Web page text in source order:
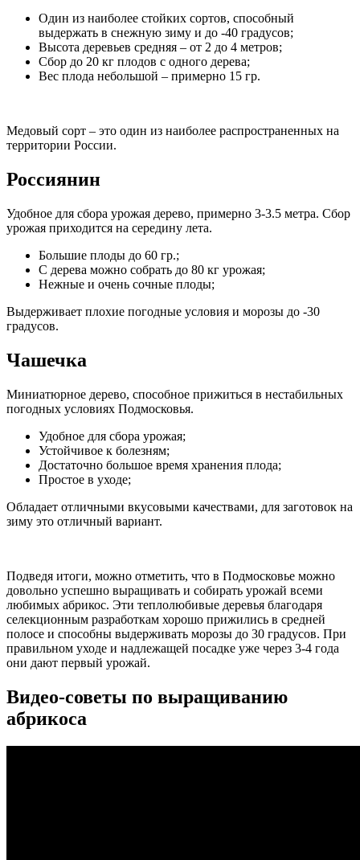
Один из наиболее стойких сортов, способный
выдержать в снежную зиму и до -40 градусов;
Высота деревьев средняя – от 2 до 4 метров;
Сбор до 20 кг плодов с одного дерева;
Вес плода небольшой – примерно 15 гр.
Медовый сорт – это один из наиболее распространенных на
территории России.
Россиянин
Удобное для сбора урожая дерево, примерно 3-3.5 метра. Сбор
урожая приходится на середину лета.
Большие плоды до 60 гр.;
С дерева можно собрать до 80 кг урожая;
Нежные и очень сочные плоды;
Выдерживает плохие погодные условия и морозы до -30
градусов.
Чашечка
Миниатюрное дерево, способное прижиться в нестабильных
погодных условиях Подмосковья.
Удобное для сбора урожая;
Устойчивое к болезням;
Достаточно большое время хранения плода;
Простое в уходе;
Обладает отличными вкусовыми качествами, для заготовок на
зиму это отличный вариант.
Подведя итоги, можно отметить, что в Подмосковье можно
довольно успешно выращивать и собирать урожай всеми
любимых абрикос. Эти теплолюбивые деревья благодаря
селекционным разработкам хорошо прижились в средней
полосе и способны выдерживать морозы до 30 градусов. При
правильном уходе и надлежащей посадке уже через 3-4 года
они дают первый урожай.
Видео-советы по выращиванию
абрикоса